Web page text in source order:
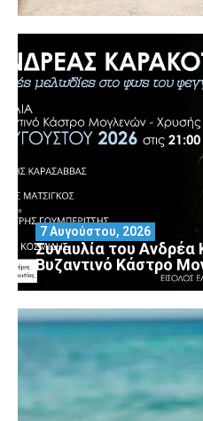
Συναυλία του
Βυζαντινό Κάστρο
7 Αυγούστου, 2026